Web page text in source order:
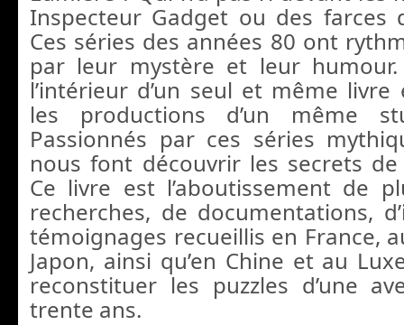
Inspecteur Gadget ou des farces
Ces séries des années 80 ont
par leur mystère et leur humour.
l’intérieur d’un seul et même
les productions d’un même
Passionnés par ces séries
nous font découvrir les secrets
Ce livre est l’aboutissement de
recherches, de documentations,
témoignages recueillis en France,
Japon, ainsi qu’en Chine et au
reconstituer les puzzles d’une
trente ans.